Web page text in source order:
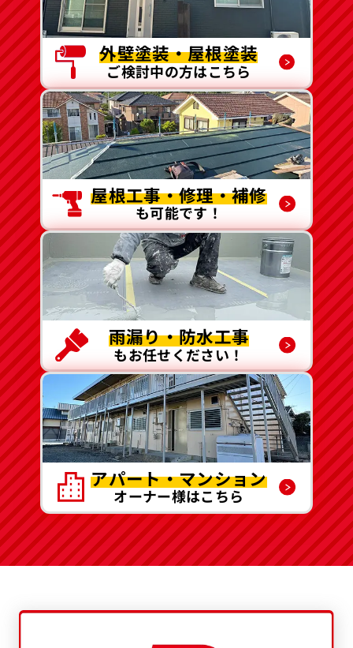
外壁塗装・屋根塗装
ご検討中の方はこちら
屋根工事・修理・補修
も可能です！
雨漏り・防水工事
もお任せください！
アパート・マンション
オーナー様はこちら